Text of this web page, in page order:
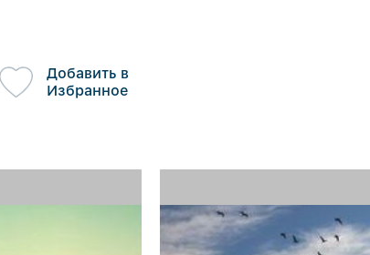
Добавить в
Избранное